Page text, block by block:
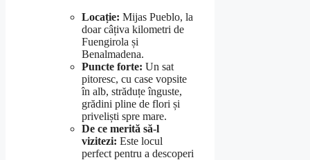
Locație: Mijas Pueblo, la
doar câțiva kilometri de
Fuengirola și
Benalmadena.
Puncte forte: Un sat
pitoresc, cu case vopsite
în alb, străduțe înguste,
grădini pline de flori și
priveliști spre mare.
De ce merită să-l
vizitezi: Este locul
perfect pentru a descoperi